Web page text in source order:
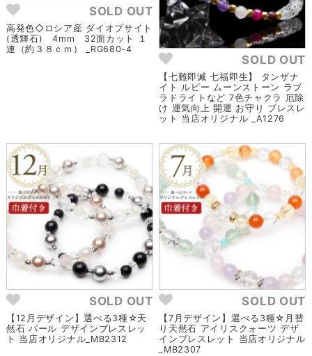
SOLD OUT
高発色◇ロシア産 ダイオプサイト
(透輝石) 4mm 32面カット １
連（約３８ｃｍ） _RG680-4
SOLD OUT
【七難即滅 七福即生】 タンザナ
イト ルビー ムーンストーン ラブ
ラドライトなど 7色チャクラ 厄除
け 運気向上 開運 お守り ブレスレ
ット 当店オリジナル _A1276
SOLD OUT
【12月デザイン】選べる3種☆天
然石 パール デザインブレスレッ
ト 当店オリジナル_MB2312
SOLD OUT
【7月デザイン】選べる3種☆月替
り天然石 アイリスクォーツ デザ
インブレスレット 当店オリジナル
_MB2307